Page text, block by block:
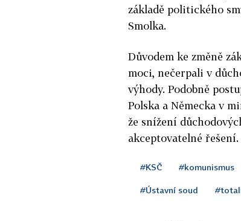
základě politického
Smolka.
Důvodem ke změně
moci, nečerpali v
výhody. Podobně
Polska a Německa v
že snížení
akceptovatelné řešení.
#KSČ #komunismus
#Ústavní soud